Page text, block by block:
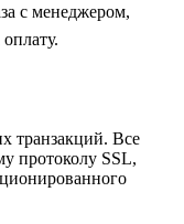
с менеджером,
транзакций. Все
протоколу SSL,